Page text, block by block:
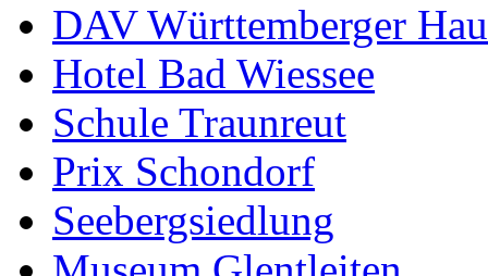
DAV Württemberger
Hotel Bad Wiessee
Schule Traunreut
Prix Schondorf
Seebergsiedlung